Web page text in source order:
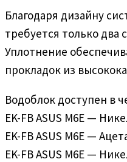
Благодаря дизайну
требуется только два
Уплотнение
прокладок из
Водоблок доступен в
EK-FB ASUS M6E —
EK-FB ASUS M6E —
EK-FB ASUS M6E —